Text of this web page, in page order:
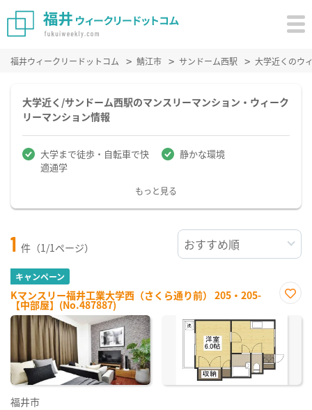
福井ウィークリードットコム 鯖江市 サンドーム西駅 大学近くのウ
大学近く/サンドーム西駅のマンスリーマンション・ウィーク
リーマンション情報
大学まで徒歩・自転車で快
適通学
静かな環境
もっと見る
1 件（1/1ページ）
キャンペーン
Kマンスリー福井工業大学西（さくら通り前） 205・205-
【中部屋】(No.487887)
に入
福井市